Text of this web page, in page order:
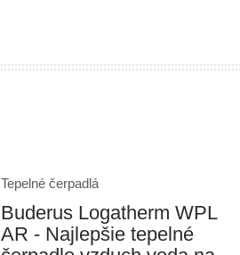
Tepelné čerpadlá
Buderus Logatherm WPL
AR - Najlepšie tepelné